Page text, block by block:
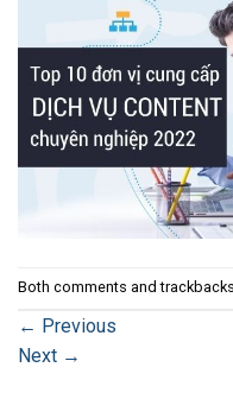
Both comments and
← Previous
Next →